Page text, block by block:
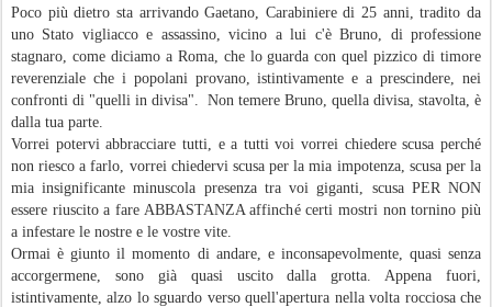
Poco più dietro sta arrivando Gaetano, Carabiniere di 25 anni, tradito da
uno Stato vigliacco e assassino, vicino a lui c'è Bruno, di professione
stagnaro, come diciamo a Roma, che lo guarda con quel pizzico di timore
reverenziale che i popolani provano, istintivamente e a prescindere, nei
confronti di "quelli in divisa". Non temere Bruno, quella divisa, stavolta, è
dalla tua parte.
Vorrei potervi abbracciare tutti, e a tutti voi vorrei chiedere scusa perché
non riesco a farlo, vorrei chiedervi scusa per la mia impotenza, scusa per la
mia insignificante minuscola presenza tra voi giganti, scusa PER NON
essere riuscito a fare ABBASTANZA affinché certi mostri non tornino più
a infestare le nostre e le vostre vite.
Ormai è giunto il momento di andare, e inconsapevolmente, quasi senza
accorgermene, sono già quasi uscito dalla grotta. Appena fuori,
istintivamente, alzo lo sguardo verso quell'apertura nella volta rocciosa che